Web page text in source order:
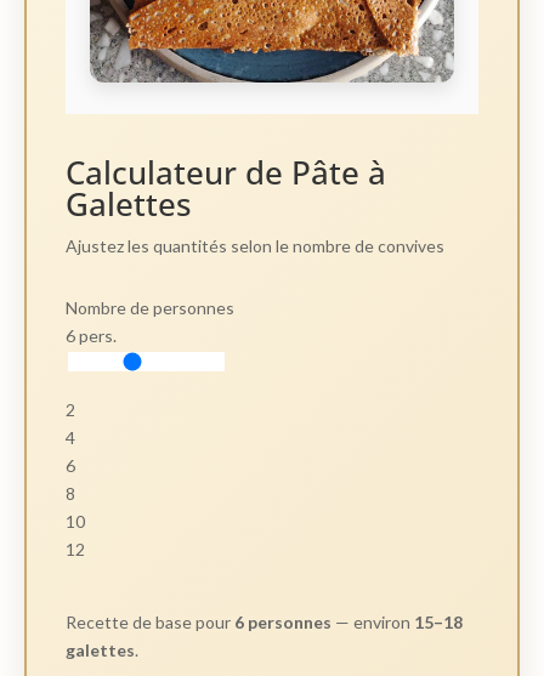
Calculateur de Pâte à
Galettes
Ajustez les quantités selon le nombre de convives
Nombre de personnes
6 pers.
2
4
6
8
10
12
Recette de base pour 6 personnes — environ 15–18
galettes.